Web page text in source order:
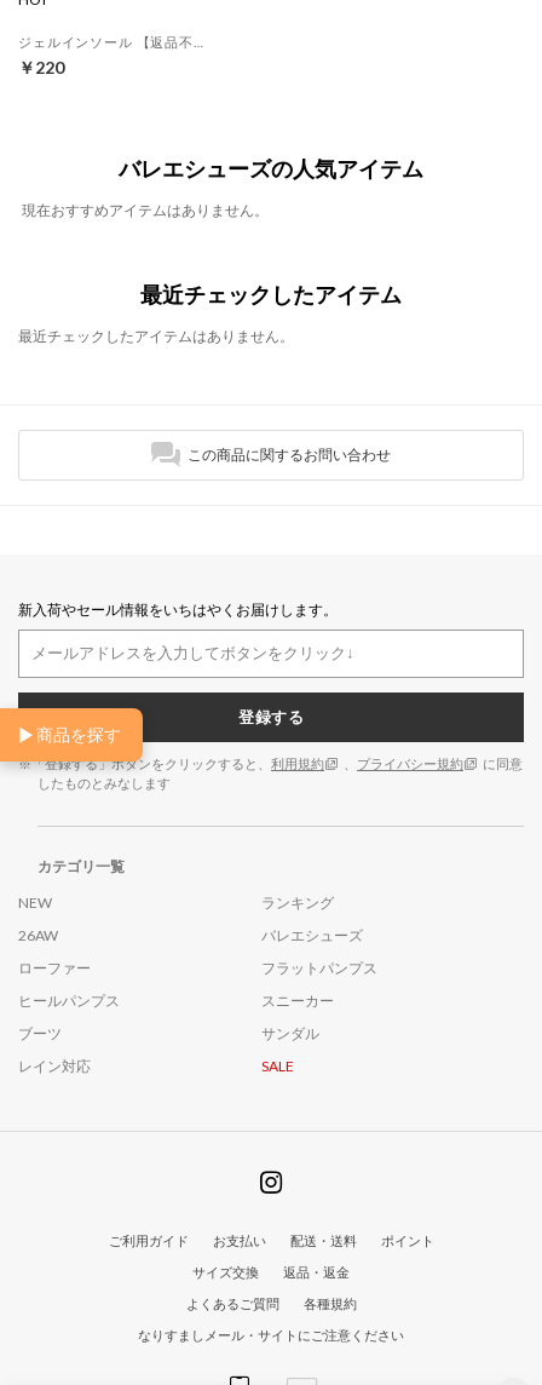
▶商品を探す
￥220
バレエシューズの人気アイテム
現在おすすめアイテムはありません。
最近チェックしたアイテム
最近チェックしたアイテムはありません。
この商品に関するお問い合わせ
新入荷やセール情報をいちはやくお届けします。
登録する
※「登録する」ボタンをクリックすると、 利用規約 プライバシー規約
に同意
したものとみなします
カテゴリ一覧
NEW
ランキング
26AW
バレエシューズ
ローファー
フラットパンプス
ヒールパンプス
スニーカー
ブーツ
サンダル
レイン対応
SALE
ご利用ガイド お支払い 配送・送料
ポイント
サイズ交換
返品・返金
よくあるご質問
各種規約
なりすましメール・サイトにご注意ください